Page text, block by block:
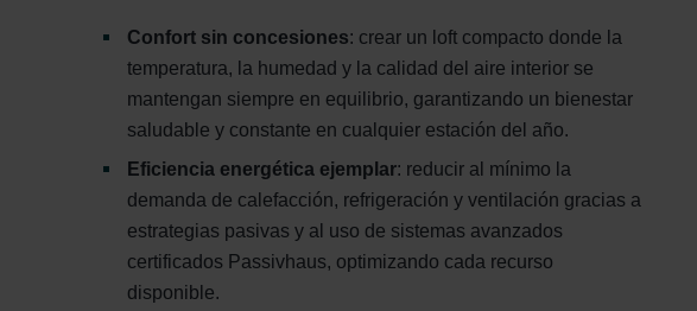
Confort sin concesiones: crear un loft compacto donde la
temperatura, la humedad y la calidad del aire interior se
mantengan siempre en equilibrio, garantizando un bienestar
saludable y constante en cualquier estación del año.
Eficiencia energética ejemplar: reducir al mínimo la
demanda de calefacción, refrigeración y ventilación gracias a
estrategias pasivas y al uso de sistemas avanzados
certificados Passivhaus, optimizando cada recurso
disponible.